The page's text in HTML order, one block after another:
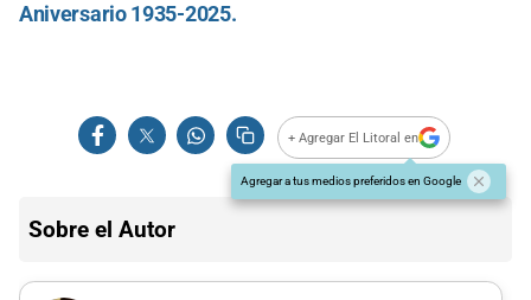
Aniversario 1935-2025.
+ Agregar El Litoral en
Agregar a tus medios preferidos en Google
Sobre el Autor